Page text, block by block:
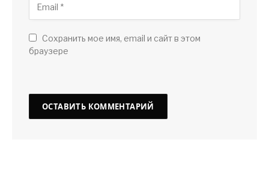
Сохранить мое имя, email и сайт в этом
браузере